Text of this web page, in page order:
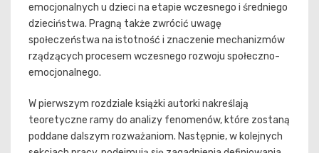
emocjonalnych u dzieci na etapie wczesnego i średniego
dzieciństwa. Pragną także zwrócić uwagę
społeczeństwa na istotność i znaczenie mechanizmów
rządzących procesem wczesnego rozwoju społeczno-
emocjonalnego.
W pierwszym rozdziale książki autorki nakreślają
teoretyczne ramy do analizy fenomenów, które zostaną
poddane dalszym rozważaniom. Następnie, w kolejnych